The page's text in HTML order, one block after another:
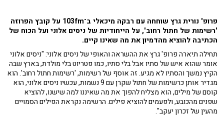
פרופ' נורית גרץ שוחחה עם רבקה מיכאלי ב־103fm על קובץ הפרוזה
'רשימות של חתול רחוב', על הייחודיות של ניסים אלוני ועל הכוח של
הכתיבה להוציא מהדמיון את מה שאינו קיים.
תחילה תיארה פרופ' גרץ את ההשראה והאופי של ניסים אלוני: "ניסים אלוני
אומר שהוא איש של סתיו אבל בלי סתיו, כמו פטריוט בלי מולדת, בארץ שבה
הקיץ נמשך והסתיו לא מגיע. זה אוסף של רשימות, 'רשימות חתול רחוב'. הוא
מגדיר אותן כרשימות של חתול שקרן עם 9 נשמות, עכשיו ניסים אלוני, הוא
קוסם של מילים, הוא מצליח להפוך את מה שאיננו למה שישנו, להוציא
שפנים מהכובע, ולפעמים להוציא פילים. הרשימה נקראת הפילים הסמויים
מהעין של זכרון יעקב".